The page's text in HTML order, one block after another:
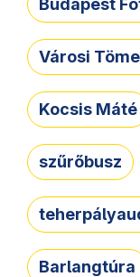
Budapest
Városi
Kocsis Máté
szűrőbusz
Barlangtúra